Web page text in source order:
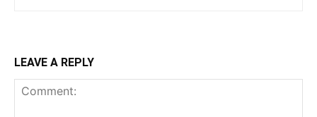
LEAVE A REPLY